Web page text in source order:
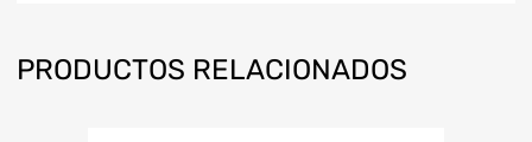
PRODUCTOS RELACIONADOS